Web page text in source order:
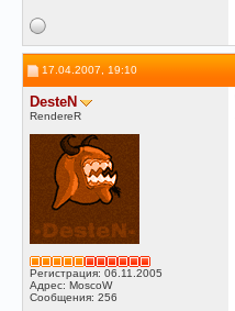
17.04.2007, 19:10
DesteN
RendereR
Регистрация: 06.11.2005
Адрес: MoscoW
Сообщения: 256